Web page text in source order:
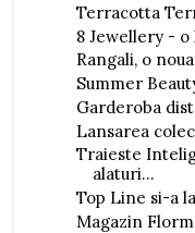
Terracotta
8 Jewellery - o
Rangali, o
Summer
Garderoba
Lansarea
Traieste
alaturi...
Top Line si-a
Magazin